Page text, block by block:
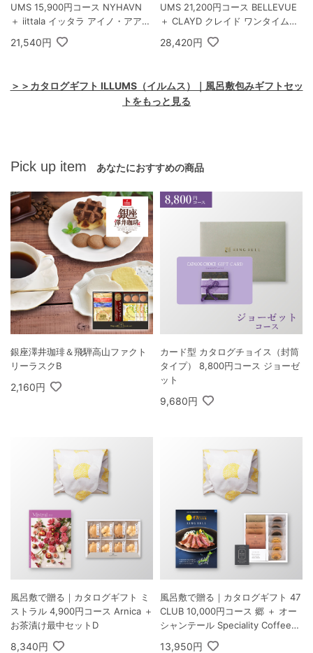
UMS 15,900円コース NYHAVN
＋ iittala イッタラ アイノ・アアル
ト ハイボール ペア クリア
21,540円
UMS 21,200円コース BELLEVUE
＋ CLAYD クレイド ワンタイムギ
28,420円
＞＞カタログギフト ILLUMS（イルムス）｜風呂敷包みギフトセッ
トをもっと見る
Pick up item あなたにおすすめの商品
銀座澤井珈琲＆飛騨高山ファクト
リーラスクB
2,160円
カード型 カタログチョイス（封筒
タイプ） 8,800円コース ジョーゼ
ット
9,680円
風呂敷で贈る｜カタログギフト ミ
ストラル 4,900円コース Arnica ＋
お茶漬け最中セットD
8,340円
風呂敷で贈る｜カタログギフト 47
CLUB 10,000円コース 郷 ＋ オー
シャンテール Speciality Coffee＆
バームセット A
13,950円